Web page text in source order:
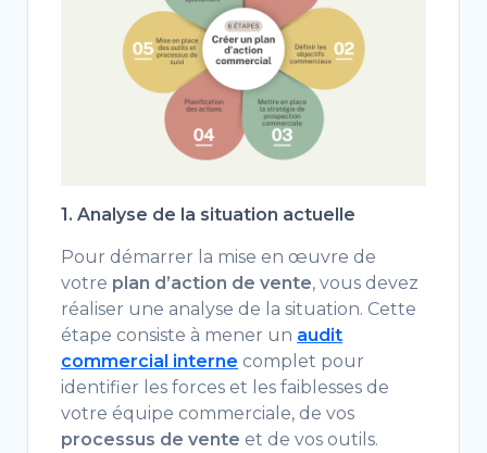
1. Analyse de la situation actuelle
Pour démarrer la mise en œuvre de
votre plan d’action de vente, vous devez
réaliser une analyse de la situation. Cette
étape consiste à mener un audit
commercial interne complet pour
identifier les forces et les faiblesses de
votre équipe commerciale, de vos
processus de vente et de vos outils.